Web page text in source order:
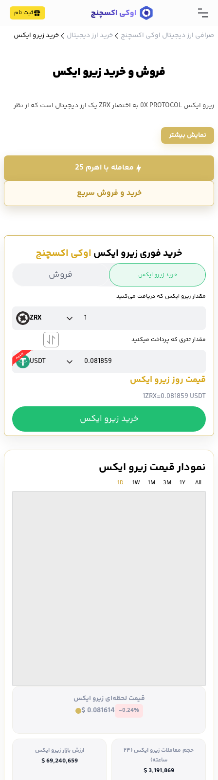
ثبت نام
صرافی ارز دیجیتال اوکی اکسچنج خرید ارز دیجیتال خرید زیرو ایکس
فروش و خرید زیرو ایکس
زیرو ایکس 0X PROTOCOL به اختصار ZRX یک ارز دیجیتال است که از نظر
نمایش بیشتر
معامله با اهرم 25
خرید و فروش سریع
خرید فوری زیرو ایکس اوکی اکسچنج
خرید زیرو ایکس فروش
مقدار زیرو ایکس که دریافت می‌کنید
ZRX
مقدار تتری که پرداخت میکنید
USDT
قیمت روز زیرو ایکس
1ZRX=0.081859 USDT
خرید زیرو ایکس
نمودار قیمت زیرو ایکس
All
1Y
3M
1M
1W
1D
قیمت لحظه‌ای زیرو ایکس
$ 0.081614 -0.24%
حجم معاملات زیرو ایکس (۲۴
ساعته)
$ 3,191,869
ارزش بازار زیرو ایکس
$ 69,240,659